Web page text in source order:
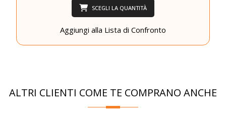
SCEGLI LA QUANTITÀ
Aggiungi alla Lista di Confronto
ALTRI CLIENTI COME TE COMPRANO ANCHE